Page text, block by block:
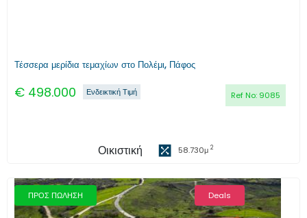
Τέσσερα μερίδια τεμαχίων στο Πολέμι, Πάφος
€ 498.000 Ref No: 9085
Ενδεικτική Τιμή
Οικιστική 58.730μ 2
ΠΡΟΣ ΠΩΛΗΣΗ Deals